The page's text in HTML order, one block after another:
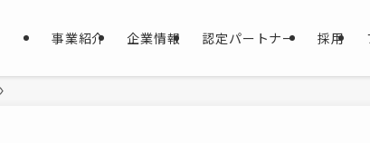
事業紹介 企業情報 認定パートナー 採用